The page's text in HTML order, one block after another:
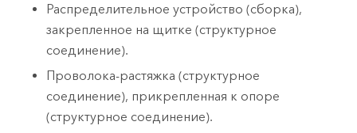
Распределительное устройство (сборка),
закрепленное на щитке (структурное
соединение).
Проволока-растяжка (структурное
соединение), прикрепленная к опоре
(структурное соединение).